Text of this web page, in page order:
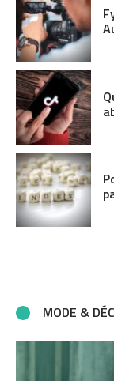
MODE &